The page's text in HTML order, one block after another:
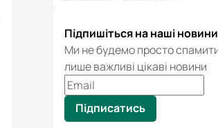
Підпишіться на наші новини
Ми не будемо просто
лише важливі цікаві новини
Підписатись